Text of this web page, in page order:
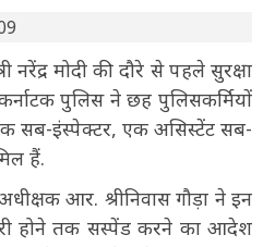
नरेंद्र मोदी की दौरे से पहले सुरक्षा
पुलिस ने छह पुलिसकर्मियों
सब-इंस्पेक्टर, एक असिस्टेंट सब-
हैं.
आर. श्रीनिवास गौड़ा ने इन
होने तक सस्पेंड करने का आदेश